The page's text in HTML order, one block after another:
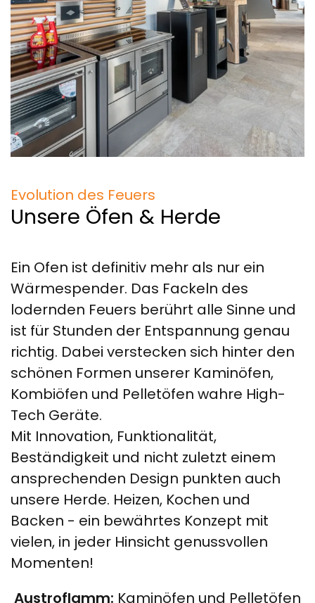
Evolution des Feuers
Unsere Öfen & Herde
Ein Ofen ist definitiv mehr als nur ein
Wärmespender. Das Fackeln des
lodernden Feuers berührt alle Sinne und
ist für Stunden der Entspannung genau
richtig. Dabei verstecken sich hinter den
schönen Formen unserer Kaminöfen,
Kombiöfen und Pelletöfen wahre High-
Tech Geräte.
Mit Innovation, Funktionalität,
Beständigkeit und nicht zuletzt einem
ansprechenden Design punkten auch
unsere Herde. Heizen, Kochen und
Backen - ein bewährtes Konzept mit
vielen, in jeder Hinsicht genussvollen
Momenten!
Austroflamm: Kaminöfen und Pelletöfen